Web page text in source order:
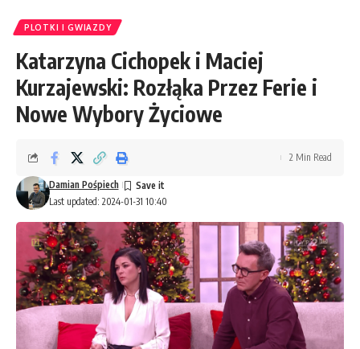
PLOTKI I GWIAZDY
Katarzyna Cichopek i Maciej
Kurzajewski: Rozłąka Przez Ferie i
Nowe Wybory Życiowe
Last updated: 2024-01-31 10:40
Damian Pośpiech
2 Min Read